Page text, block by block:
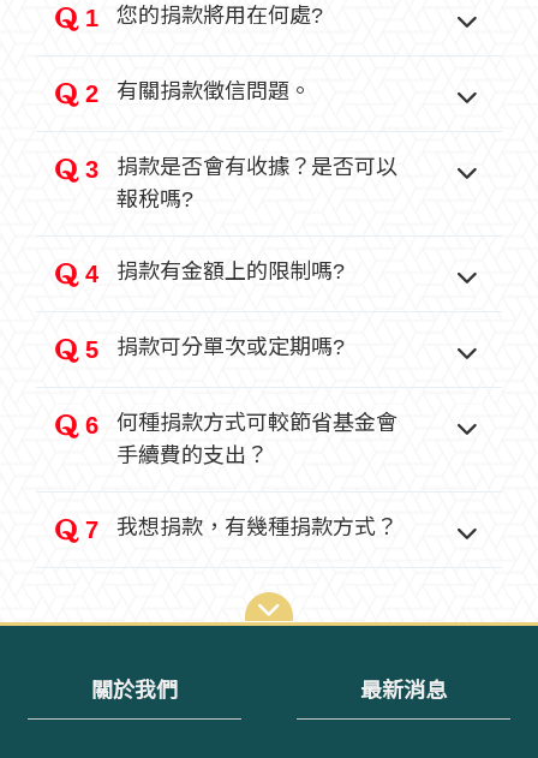
1 您的捐款將用在何處?
2 有關捐款徵信問題。
3
捐款是否會有收據？是否可以
報稅嗎?
4 捐款有金額上的限制嗎?
5 捐款可分單次或定期嗎?
6
何種捐款方式可較節省基金會
手續費的支出？
7 我想捐款，有幾種捐款方式？
關於我們 最新消息